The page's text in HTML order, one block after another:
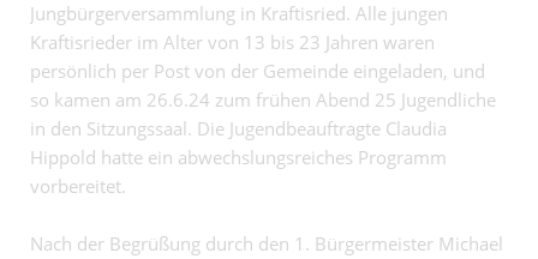
Jungbürgerversammlung in Kraftisried. Alle jungen
Kraftisrieder im Alter von 13 bis 23 Jahren waren
persönlich per Post von der Gemeinde eingeladen, und
so kamen am 26.6.24 zum frühen Abend 25 Jugendliche
in den Sitzungssaal. Die Jugendbeauftragte Claudia
Hippold hatte ein abwechslungsreiches Programm
vorbereitet.
Nach der Begrüßung durch den 1. Bürgermeister Michael